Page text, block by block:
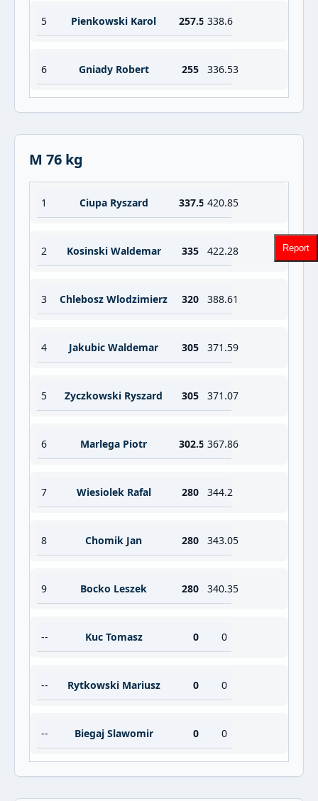
5 Pienkowski Karol 257.5 338.6
6 Gniady Robert 255 336.53
M 76 kg
1 Ciupa Ryszard 337.5 420.85
2 Kosinski Waldemar 335 422.28
3 Chlebosz Wlodzimierz 320 388.61
4 Jakubic Waldemar 305 371.59
5 Zyczkowski Ryszard 305 371.07
6 Marlega Piotr 302.5 367.86
7 Wiesiolek Rafal 280 344.2
8 Chomik Jan 280 343.05
9 Bocko Leszek 280 340.35
-- Kuc Tomasz 0 0
-- Rytkowski Mariusz 0 0
-- Biegaj Slawomir 0 0
Report